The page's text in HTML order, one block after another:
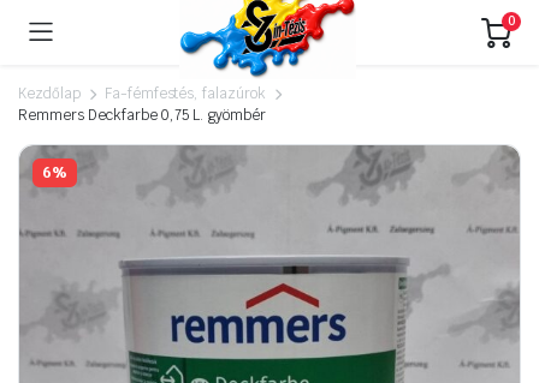
0
Kezdőlap
Fa-fémfestés, falazúrok
Remmers Deckfarbe 0,75 L. gyömbér
6%